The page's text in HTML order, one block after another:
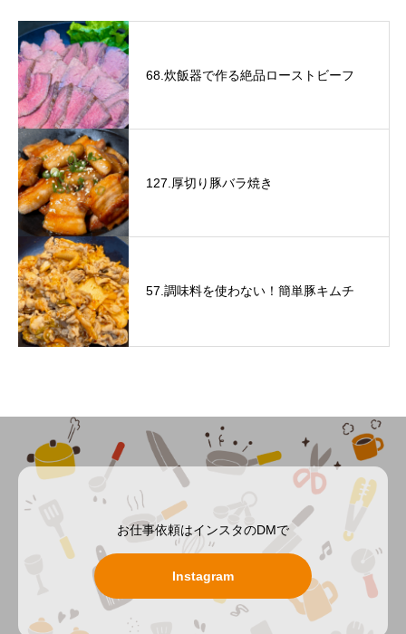
68.炊飯器で作る絶品ローストビーフ
127.厚切り豚バラ焼き
57.調味料を使わない！簡単豚キムチ
お仕事依頼はインスタのDMで
Instagram